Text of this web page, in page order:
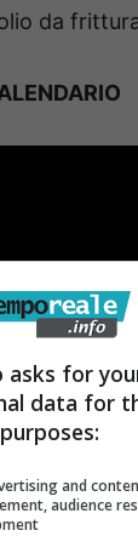
da
asks for
data for
purposes:
and
audience